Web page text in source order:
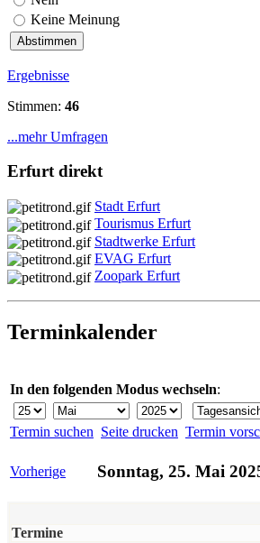
Keine Meinung
Ergebnisse
Stimmen: 46
...mehr Umfragen
Erfurt direkt
Stadt Erfurt
Tourismus Erfurt
Stadtwerke Erfurt
EVAG Erfurt
Zoopark Erfurt
Terminkalender
In den folgenden Modus wechseln:
Termin suchen Seite drucken Termin
Vorherige Sonntag, 25. Mai
Termine